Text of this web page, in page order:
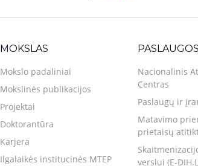
MOKSLAS
Mokslo padaliniai
Mokslinės publikacijos
Projektai
Doktorantūra
Karjera
Ilgalaikės institucinės MTEP
PASLAUGOS
Nacionalinis
Centras
Paslaugų ir
Matavimo
prietaisų
verslui (E-